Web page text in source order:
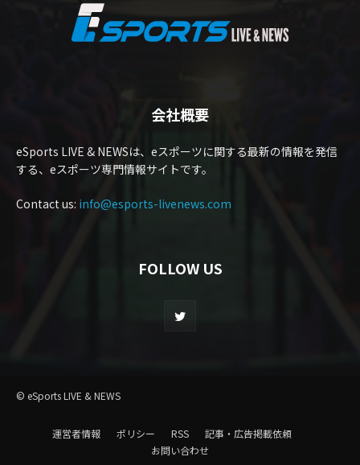
会社概要
eSports LIVE & NEWSは、eスポーツに関する最新の情報を発信
する、eスポーツ専門情報サイトです。
Contact us: info@esports-livenews.com
FOLLOW US
© eSports LIVE & NEWS
運営者情報 ポリシー RSS
記事・広告掲載依頼
お問い合わせ